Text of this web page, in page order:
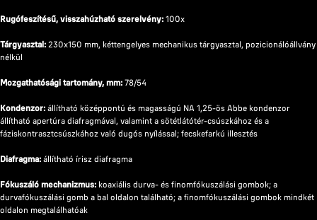
Rugófeszítésű, visszahúzható szerelvény: 100x
Tárgyasztal: 230x150 mm, kéttengelyes mechanikus tárgyasztal, pozicionálóállvány
nélkül
Mozgathatósági tartomány, mm: 78/54
Kondenzor: állítható középpontú és magasságú NA 1,25-ös Abbe kondenzor
állítható apertúra diafragmával, valamint a sötétlátótér-csúszkához és a
fáziskontrasztcsúszkához való dugós nyílással; fecskefarkú illesztés
Diafragma: állítható írisz diafragma
Fókuszáló mechanizmus: koaxiális durva- és finomfókuszálási gombok; a
durvafókuszálási gomb a bal oldalon található; a finomfókuszálási gombok mindkét
oldalon megtalálhatóak